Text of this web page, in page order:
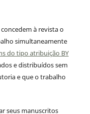
à revista o
simultaneamente
do tipo atribuição BY
e distribuídos sem
e que o trabalho
seus manuscritos